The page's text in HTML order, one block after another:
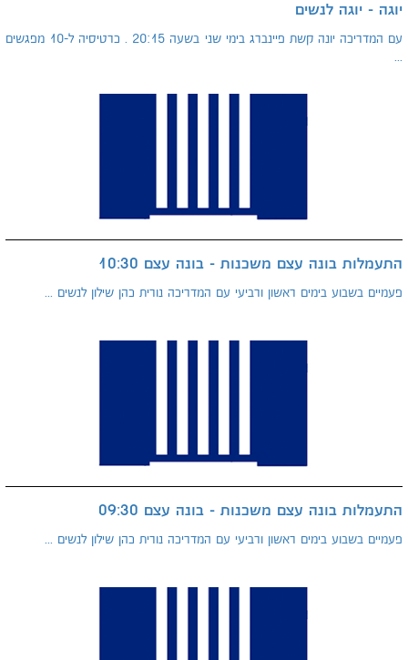
יוגה - יוגה לנשים
עם המדריכה יונה קשת פיינברג בימי שני בשעה 20:15 . כרטיסיה ל-10 מפגשים
...
התעמלות בונה עצם משכנות - בונה עצם 10:30
פעמיים בשבוע בימים ראשון ורביעי עם המדריכה נורית כהן שילון לנשים ...
התעמלות בונה עצם משכנות - בונה עצם 09:30
פעמיים בשבוע בימים ראשון ורביעי עם המדריכה נורית כהן שילון לנשים ...